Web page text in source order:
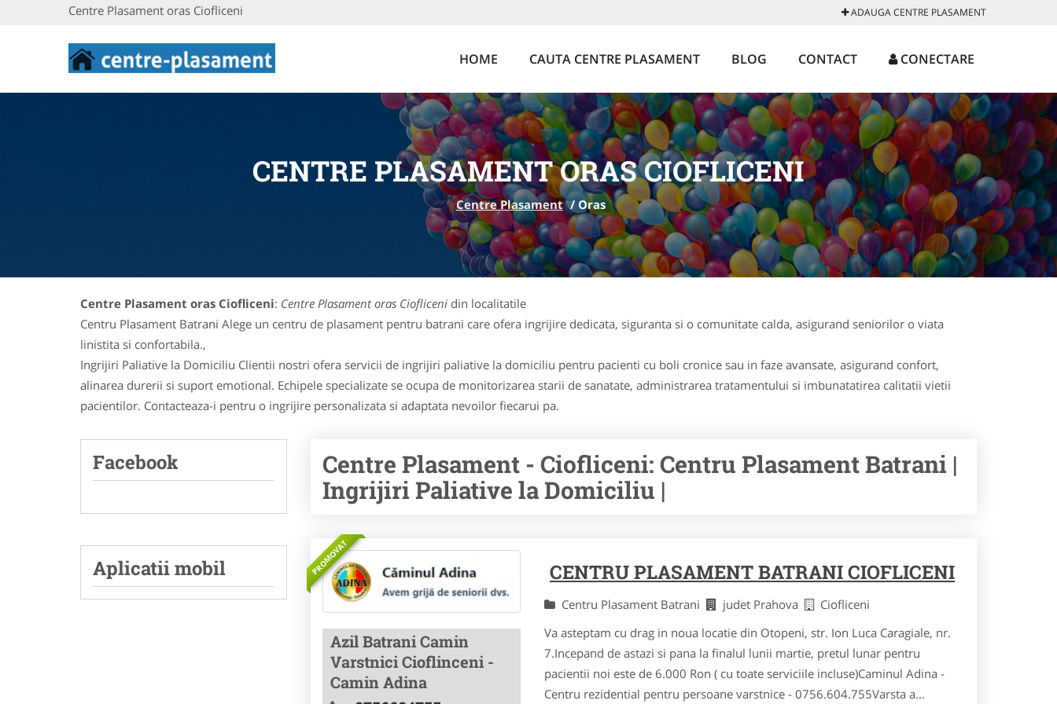
Centre Plasament oras Ciofliceni ADAUGA CENTRE PLASAMENT
HOME CAUTA CENTRE PLASAMENT BLOG CONTACT CONECTARE
CENTRE PLASAMENT ORAS CIOFLICENI
Centre Plasament / Oras
Centre Plasament oras Ciofliceni: Centre Plasament oras Ciofliceni din localitatile
Centru Plasament Batrani Alege un centru de plasament pentru batrani care ofera ingrijire dedicata, siguranta si o comunitate calda, asigurand seniorilor o viata
linistita si confortabila.,
Ingrijiri Paliative la Domiciliu Clientii nostri ofera servicii de ingrijiri paliative la domiciliu pentru pacienti cu boli cronice sau in faze avansate, asigurand confort,
alinarea durerii si suport emotional. Echipele specializate se ocupa de monitorizarea starii de sanatate, administrarea tratamentului si imbunatatirea calitatii vietii
pacientilor. Contacteaza-i pentru o ingrijire personalizata si adaptata nevoilor fiecarui pa.
Facebook
Aplicatii mobil
Centre Plasament - Ciofliceni: Centru Plasament Batrani |
Ingrijiri Paliative la Domiciliu |
PROMOVAT
Azil Batrani Camin
Varstnici Cioflinceni -
Camin Adina
CENTRU PLASAMENT BATRANI CIOFLICENI
Centru Plasament Batrani judet Prahova
Ciofliceni
Va asteptam cu drag in noua locatie din Otopeni, str. Ion Luca Caragiale, nr.
7.Incepand de astazi si pana la finalul lunii martie, pretul lunar pentru
pacientii noi este de 6.000 Ron ( cu toate serviciile incluse)Caminul Adina -
Centru rezidential pentru persoane varstnice - 0756.604.755Varsta a...